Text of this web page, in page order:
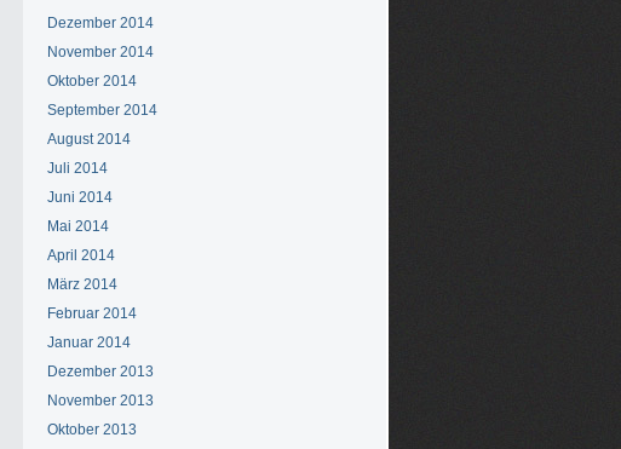
Dezember 2014
November 2014
Oktober 2014
September 2014
August 2014
Juli 2014
Juni 2014
Mai 2014
April 2014
März 2014
Februar 2014
Januar 2014
Dezember 2013
November 2013
Oktober 2013